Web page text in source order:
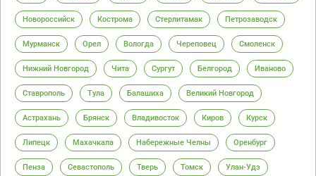
Новороссийск Кострома Стерлитамак Петрозаводск
Мурманск Орел Вологда Череповец Смоленск
Нижний Новгород Чита Сургут Белгород Иваново
Ставрополь Тула Балашиха Великий Новгород
Астрахань Брянск Владивосток Киров Курск
Липецк Махачкала Набережные Челны Оренбург
Пенза Севастополь Тверь Томск Улан-Удэ